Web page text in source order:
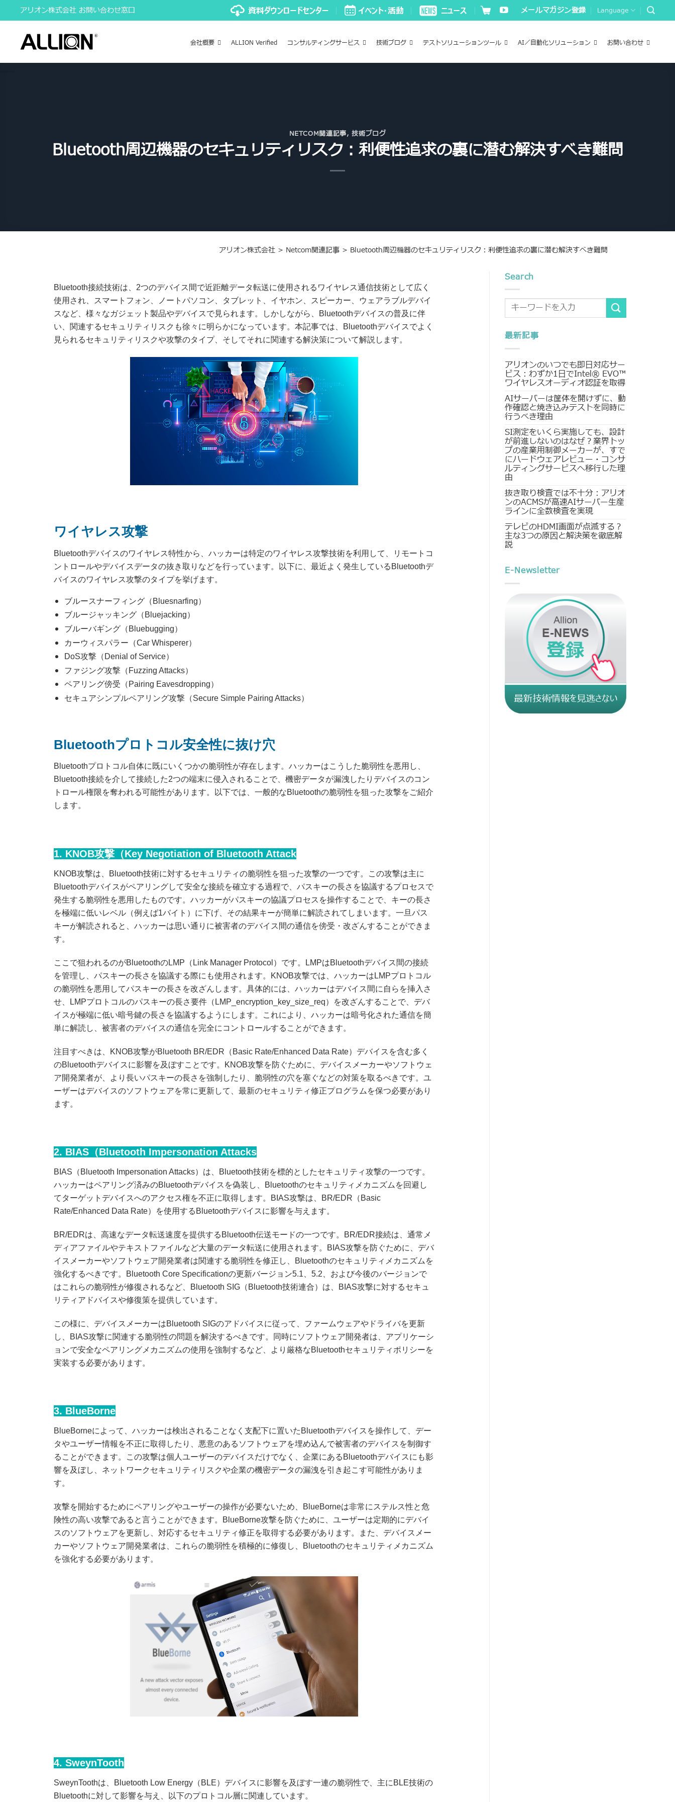
to
content
アリオン株式会社 お問い合わせ窓口 メールマガジン登録 Language
会社概要 ALLION Verified コンサルティングサービス 技術ブログ テストソリューションツール AI／自動化ソリューション お問い合わせ
NETCOM関連記事,技術ブログ
Bluetooth周辺機器のセキュリティリスク：利便性追求の裏に潜む解決すべき難問
アリオン株式会社> Netcom関連記事> Bluetooth周辺機器のセキュリティリスク：利便性追求の裏に潜む解決すべき難問
Bluetooth接続技術は、2つのデバイス間で近距離データ転送に使用されるワイヤレス通信技術として広く
使用され、スマートフォン、ノートパソコン、タブレット、イヤホン、スピーカー、ウェアラブルデバイ
スなど、様々なガジェット製品やデバイスで見られます。しかしながら、Bluetoothデバイスの普及に伴
い、関連するセキュリティリスクも徐々に明らかになっています。本記事では、Bluetoothデバイスでよく
見られるセキュリティリスクや攻撃のタイプ、そしてそれに関連する解決策について解説します。
ワイヤレス攻撃
Bluetoothデバイスのワイヤレス特性から、ハッカーは特定のワイヤレス攻撃技術を利用して、リモートコ
ントロールやデバイスデータの抜き取りなどを行っています。以下に、最近よく発生しているBluetoothデ
バイスのワイヤレス攻撃のタイプを挙げます。
ブルースナーフィング（Bluesnarfing）
ブルージャッキング（Bluejacking）
ブルーバギング（Bluebugging）
カーウィスパラー（Car Whisperer）
DoS攻撃（Denial of Service）
ファジング攻撃（Fuzzing Attacks）
ペアリング傍受（Pairing Eavesdropping）
セキュアシンプルペアリング攻撃（Secure Simple Pairing Attacks）
Bluetoothプロトコル安全性に抜け穴
Bluetoothプロトコル自体に既にいくつかの脆弱性が存在します。ハッカーはこうした脆弱性を悪用し、
Bluetooth接続を介して接続した2つの端末に侵入されることで、機密データが漏洩したりデバイスのコン
トロール権限を奪われる可能性があります。以下では、一般的なBluetoothの脆弱性を狙った攻撃をご紹介
します。
1. KNOB攻撃（Key Negotiation of Bluetooth Attack
KNOB攻撃は、Bluetooth技術に対するセキュリティの脆弱性を狙った攻撃の一つです。この攻撃は主に
Bluetoothデバイスがペアリングして安全な接続を確立する過程で、パスキーの長さを協議するプロセスで
発生する脆弱性を悪用したものです。ハッカーがパスキーの協議プロセスを操作することで、キーの長さ
を極端に低いレベル（例えば1バイト）に下げ、その結果キーが簡単に解読されてしまいます。一旦パス
キーが解読されると、ハッカーは思い通りに被害者のデバイス間の通信を傍受・改ざんすることができま
す。
ここで狙われるのがBluetoothのLMP（Link Manager Protocol）です。LMPはBluetoothデバイス間の接続
を管理し、パスキーの長さを協議する際にも使用されます。KNOB攻撃では、ハッカーはLMPプロトコル
の脆弱性を悪用してパスキーの長さを改ざんします。具体的には、ハッカーはデバイス間に自らを挿入さ
せ、LMPプロトコルのパスキーの長さ要件（LMP_encryption_key_size_req）を改ざんすることで、デバ
イスが極端に低い暗号鍵の長さを協議するようにします。これにより、ハッカーは暗号化された通信を簡
単に解読し、被害者のデバイスの通信を完全にコントロールすることができます。
注目すべきは、KNOB攻撃がBluetooth BR/EDR（Basic Rate/Enhanced Data Rate）デバイスを含む多く
のBluetoothデバイスに影響を及ぼすことです。KNOB攻撃を防ぐために、デバイスメーカーやソフトウェ
ア開発業者が、より長いパスキーの長さを強制したり、脆弱性の穴を塞ぐなどの対策を取るべきです。ユ
ーザーはデバイスのソフトウェアを常に更新して、最新のセキュリティ修正プログラムを保つ必要があり
ます。
2. BIAS（Bluetooth Impersonation Attacks
BIAS（Bluetooth Impersonation Attacks）は、Bluetooth技術を標的としたセキュリティ攻撃の一つです。
ハッカーはペアリング済みのBluetoothデバイスを偽装し、Bluetoothのセキュリティメカニズムを回避し
てターゲットデバイスへのアクセス権を不正に取得します。BIAS攻撃は、BR/EDR（Basic
Rate/Enhanced Data Rate）を使用するBluetoothデバイスに影響を与えます。
BR/EDRは、高速なデータ転送速度を提供するBluetooth伝送モードの一つです。BR/EDR接続は、通常メ
ディアファイルやテキストファイルなど大量のデータ転送に使用されます。BIAS攻撃を防ぐために、デバ
イスメーカーやソフトウェア開発業者は関連する脆弱性を修正し、Bluetoothのセキュリティメカニズムを
強化するべきです。Bluetooth Core Specificationの更新バージョン5.1、5.2、および今後のバージョンで
はこれらの脆弱性が修復されるなど、Bluetooth SIG（Bluetooth技術連合）は、BIAS攻撃に対するセキュ
リティアドバイスや修復策を提供しています。
この様に、デバイスメーカーはBluetooth SIGのアドバイスに従って、ファームウェアやドライバを更新
し、BIAS攻撃に関連する脆弱性の問題を解決するべきです。同時にソフトウェア開発者は、アプリケーシ
ョンで安全なペアリングメカニズムの使用を強制するなど、より厳格なBluetoothセキュリティポリシーを
実装する必要があります。
3. BlueBorne
BlueBorneによって、ハッカーは検出されることなく支配下に置いたBluetoothデバイスを操作して、デー
タやユーザー情報を不正に取得したり、悪意のあるソフトウェアを埋め込んで被害者のデバイスを制御す
ることができます。この攻撃は個人ユーザーのデバイスだけでなく、企業にあるBluetoothデバイスにも影
響を及ぼし、ネットワークセキュリティリスクや企業の機密データの漏洩を引き起こす可能性がありま
す。
攻撃を開始するためにペアリングやユーザーの操作が必要ないため、BlueBorneは非常にステルス性と危
険性の高い攻撃であると言うことができます。BlueBorne攻撃を防ぐために、ユーザーは定期的にデバイ
スのソフトウェアを更新し、対応するセキュリティ修正を取得する必要があります。また、デバイスメー
カーやソフトウェア開発業者は、これらの脆弱性を積極的に修復し、Bluetoothのセキュリティメカニズム
を強化する必要があります。
4.SweynTooth
SweynToothは、Bluetooth Low Energy（BLE）デバイスに影響を及ぼす一連の脆弱性で、主にBLE技術の
Bluetoothに対して影響を与え、以下のプロトコル層に関連しています。
Search
最新記事
アリオンのいつでも即日対応サー
ビス：わずか1日でIntel® EVO™
ワイヤレスオーディオ認証を取得
AIサーバーは筐体を開けずに、動
作確認と焼き込みテストを同時に
行うべき理由
SI測定をいくら実施しても、設計
が前進しないのはなぜ？業界トッ
プの産業用制御メーカーが、すで
にハードウェアレビュー・コンサ
ルティングサービスへ移行した理
由
抜き取り検査では不十分：アリオ
ンのACMSが高速AIサーバー生産
ラインに全数検査を実現
テレビのHDMI画面が点滅する？
主な3つの原因と解決策を徹底解
説
E-Newsletter